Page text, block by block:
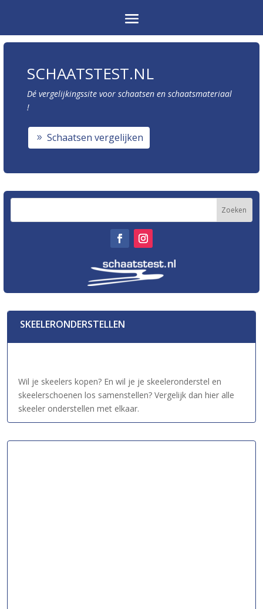
SCHAATSTEST.NL
Dé vergelijkingssite voor schaatsen en schaatsmateriaal
!
Schaatsen vergelijken
SKEELERONDERSTELLEN
Wil je skeelers kopen? En wil je je skeeleronderstel en
skeelerschoenen los samenstellen? Vergelijk dan hier alle
skeeler onderstellen met elkaar.